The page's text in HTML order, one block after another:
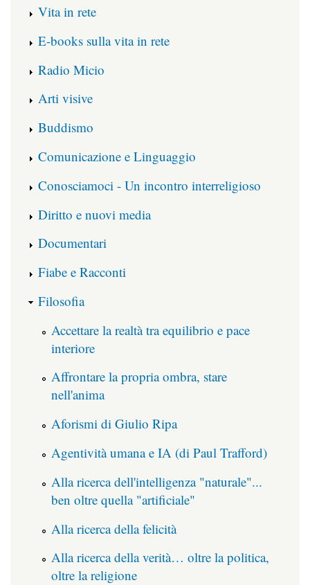
Vita in rete
E-books sulla vita in rete
Radio Micio
Arti visive
Buddismo
Comunicazione e Linguaggio
Conosciamoci - Un incontro interreligioso
Diritto e nuovi media
Documentari
Fiabe e Racconti
Filosofia
Accettare la realtà tra equilibrio e pace
interiore
Affrontare la propria ombra, stare
nell'anima
Aforismi di Giulio Ripa
Agentività umana e IA (di Paul Trafford)
Alla ricerca dell'intelligenza "naturale"...
ben oltre quella "artificiale"
Alla ricerca della felicità
Alla ricerca della verità… oltre la politica,
oltre la religione